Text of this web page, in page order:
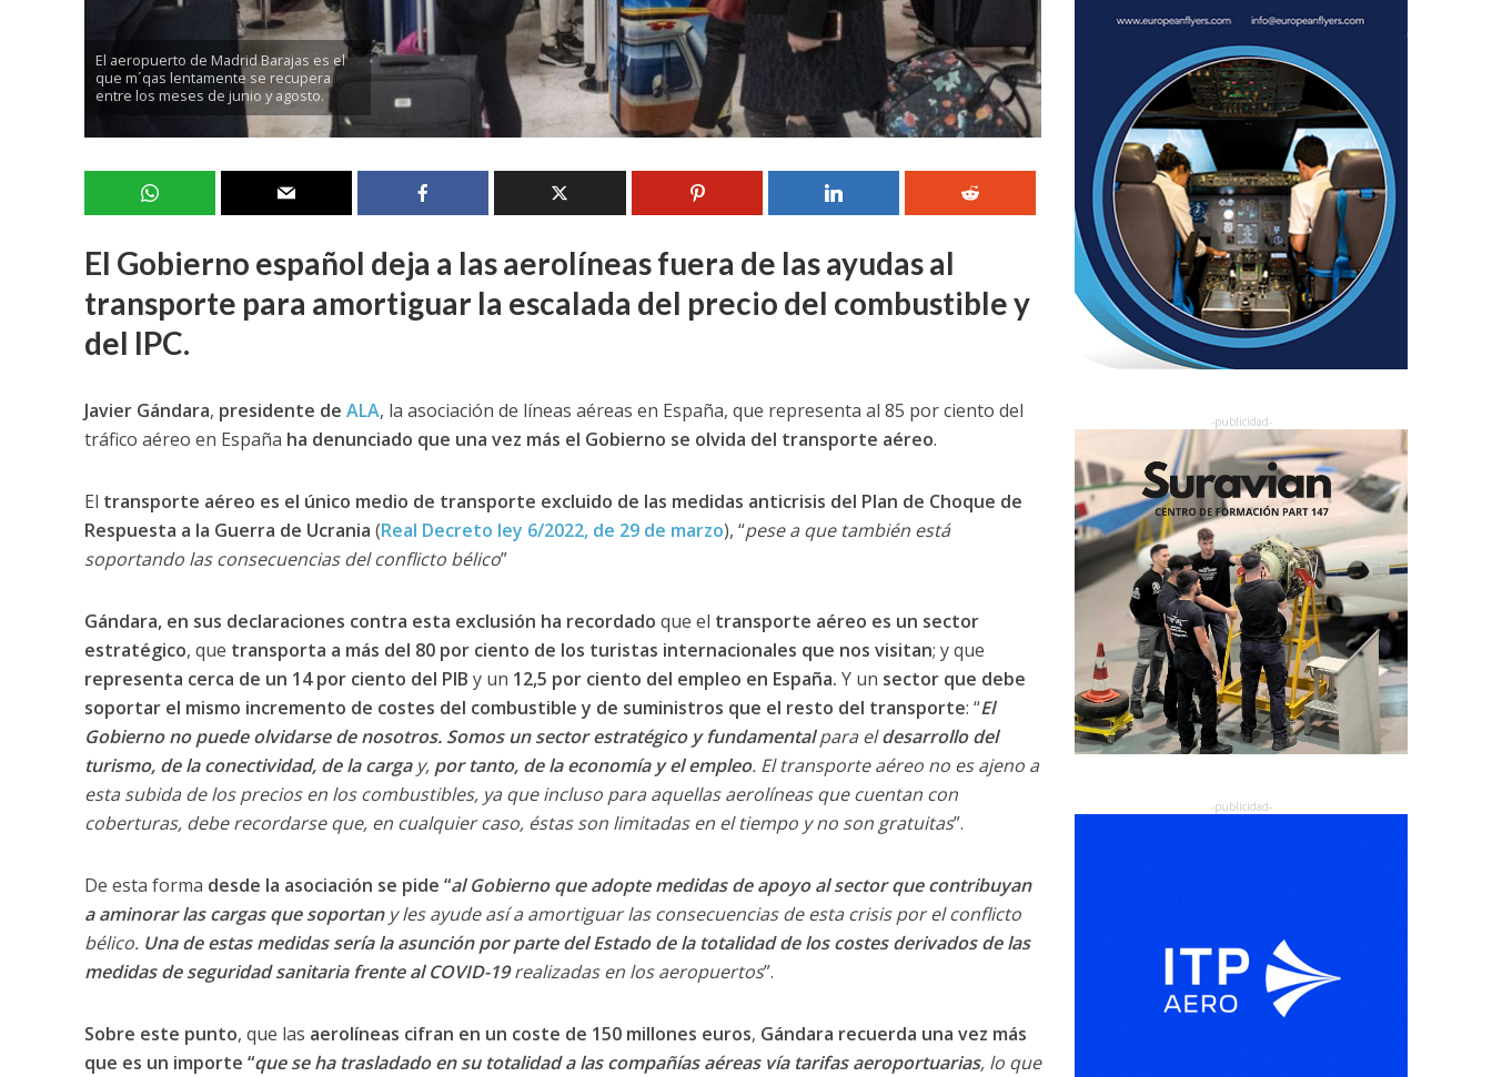
El aeropuerto de Madrid Barajas es el
que m´qas lentamente se recupera
entre los meses de junio y agosto.
El Gobierno español deja a las aerolíneas fuera de las ayudas al
transporte para amortiguar la escalada del precio del combustible y
del IPC.
Javier Gándara, presidente de ALA, la asociación de líneas aéreas en España, que representa al 85 por ciento del
tráfico aéreo en España ha denunciado que una vez más el Gobierno se olvida del transporte aéreo.
El transporte aéreo es el único medio de transporte excluido de las medidas anticrisis del Plan de Choque de
Respuesta a la Guerra de Ucrania (Real Decreto ley 6/2022, de 29 de marzo), “pese a que también está
soportando las consecuencias del conflicto bélico”
Gándara, en sus declaraciones contra esta exclusión ha recordado que el transporte aéreo es un sector
estratégico, que transporta a más del 80 por ciento de los turistas internacionales que nos visitan; y que
representa cerca de un 14 por ciento del PIB y un 12,5 por ciento del empleo en España. Y un sector que debe
soportar el mismo incremento de costes del combustible y de suministros que el resto del transporte: “El
Gobierno no puede olvidarse de nosotros. Somos un sector estratégico y fundamentalpara eldesarrollo del
turismo, de la conectividad, de la cargay, por tanto, de la economía y el empleo. El transporte aéreo no es ajeno a
esta subida de los precios en los combustibles, ya que incluso para aquellas aerolíneas que cuentan con
coberturas, debe recordarse que, en cualquier caso, éstas son limitadas en el tiempo y no son gratuitas”.
De esta forma desde la asociación se pide “al Gobierno que adopte medidas de apoyo al sector que contribuyan
a aminorar las cargas que soportany les ayude así a amortiguar las consecuencias de esta crisis por el conflicto
bélico. Una de estas medidas sería la asunción por parte del Estado de la totalidad de los costes derivados de las
medidas de seguridad sanitaria frente al COVID-19realizadas en los aeropuertos”.
Sobre este punto, que las aerolíneas cifran en un coste de 150 millones euros, Gándara recuerda una vez más
que es un importe “que se ha trasladado en su totalidad a las compañías aéreas vía tarifas aeroportuarias, lo que